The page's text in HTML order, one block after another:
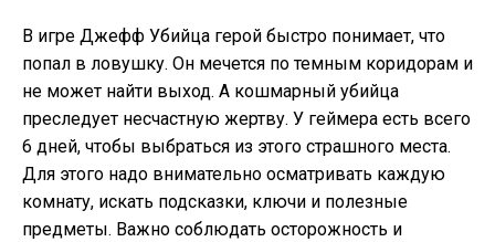
В игре Джефф Убийца герой быстро понимает, что
попал в ловушку. Он мечется по темным коридорам и
не может найти выход. А кошмарный убийца
преследует несчастную жертву. У геймера есть всего
6 дней, чтобы выбраться из этого страшного места.
Для этого надо внимательно осматривать каждую
комнату, искать подсказки, ключи и полезные
предметы. Важно соблюдать осторожность и